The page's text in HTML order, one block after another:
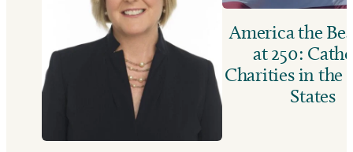
America the
at 250:
Charities in the
States